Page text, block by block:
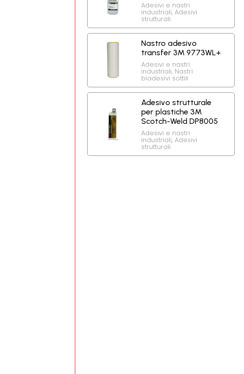
Adesivi e nastri
industriali,Adesivi
strutturali
Nastro adesivo
transfer 3M 9773WL+
Adesivi e nastri
industriali, Nastri
biadesivi sottili
Adesivo strutturale
per plastiche 3M
Scotch-Weld DP8005
Adesivi e nastri
industriali,Adesivi
strutturali